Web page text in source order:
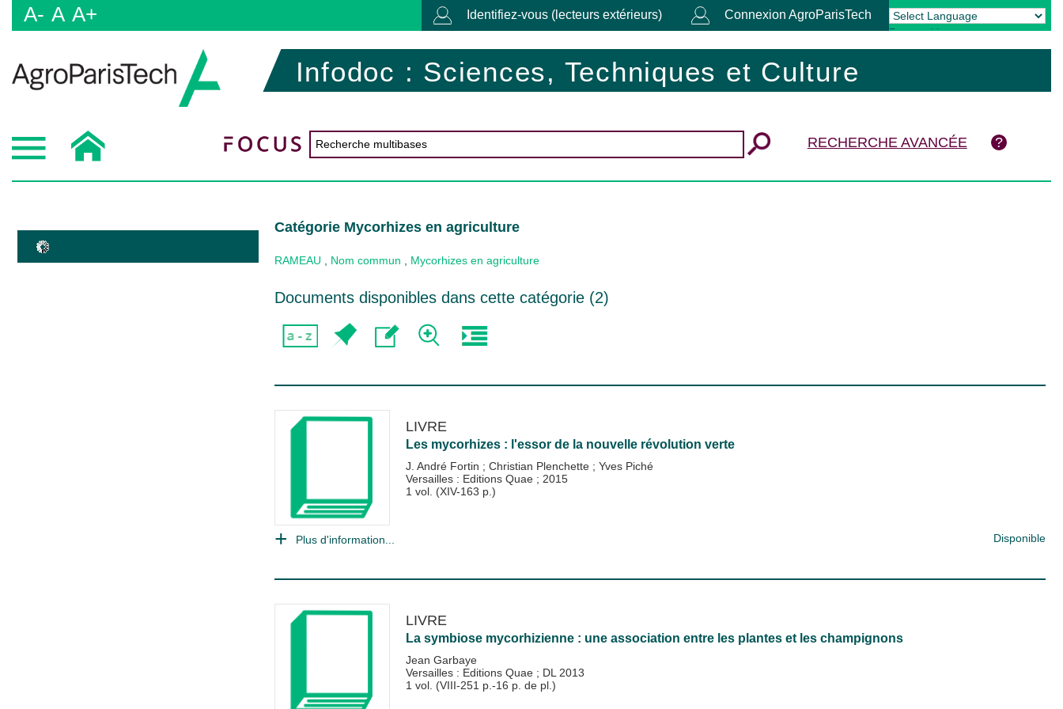
A- A A+ Identifiez-vous (lecteurs extérieurs) Connexion AgroParisTech
Powered by Translate
Infodoc : Sciences, Techniques et Culture
RECHERCHE AVANCÉE
Catégorie Mycorhizes en agriculture
RAMEAU Nom commun Mycorhizes en agriculture
Documents disponibles dans cette catégorie (2)
LIVRE
Les mycorhizes : l'essor de la nouvelle révolution verte
J. André Fortin ; Christian Plenchette ; Yves Piché
Versailles : Editions Quae ; 2015
1 vol. (XIV-163 p.)
Plus d'information... Disponible
LIVRE
La symbiose mycorhizienne : une association entre les plantes et les champignons
Jean Garbaye
Versailles : Editions Quae ; DL 2013
1 vol. (VIII-251 p.-16 p. de pl.)